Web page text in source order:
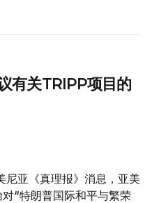
有关TRIPP项目的
尼亚《真理报》消息，亚美
“特朗普国际和平与繁荣